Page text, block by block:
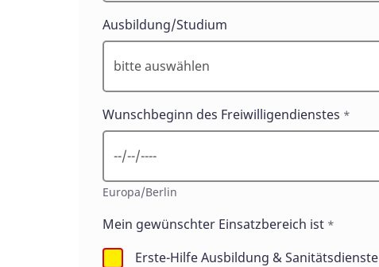
Ausbildung/Studium
Wunschbeginn des Freiwilligendienstes *
Europa/Berlin
Mein gewünschter Einsatzbereich ist *
Erste-Hilfe Ausbildung & Sanitätsdienste